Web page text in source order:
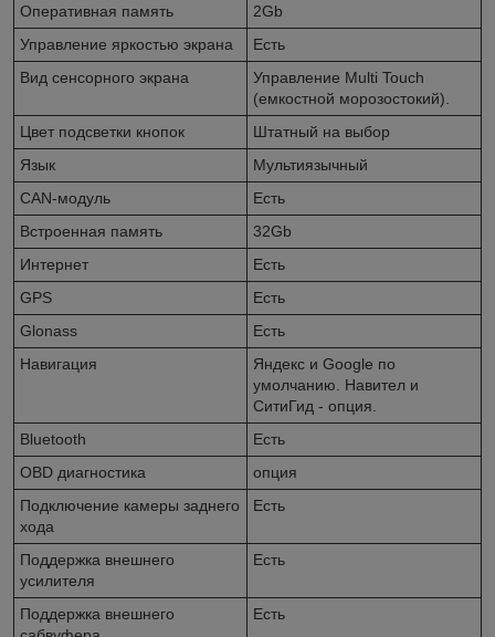
Оперативная память
2Gb
Управление яркостью экрана
Есть
Вид сенсорного экрана
Управление Multi Touch
(емкостной морозостокий).
Цвет подсветки кнопок
Штатный на выбор
Язык
Мультиязычный
CAN-модуль
Есть
Встроенная память
32Gb
Интернет
Есть
GPS
Есть
Glonass
Есть
Навигация
Яндекс и Googlе по
умолчанию. Навител и
СитиГид - опция.
Bluetooth
Есть
OBD диагностика
опция
Подключение камеры заднего
хода
Есть
Поддержка внешнего
усилителя
Есть
Поддержка внешнего
Есть